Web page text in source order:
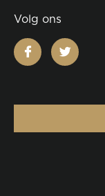
Volg ons
facebooktwitter